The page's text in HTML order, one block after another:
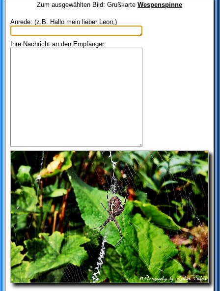
Zum ausgewählten Bild:GrußkarteWespenspinne
Anrede: (z.B. Hallo mein lieber Leon,)
Ihre Nachricht an den Empfänger: